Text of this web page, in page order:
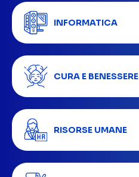
INFORMATICA
CURA E BENESSERE
RISORSE UMANE